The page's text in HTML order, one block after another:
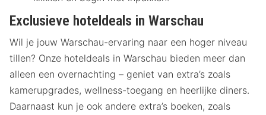
Exclusieve hoteldeals in Warschau
Wil je jouw Warschau-ervaring naar een hoger niveau
tillen? Onze hoteldeals in Warschau bieden meer dan
alleen een overnachting – geniet van extra’s zoals
kamerupgrades, wellness-toegang en heerlijke diners.
Daarnaast kun je ook andere extra’s boeken, zoals